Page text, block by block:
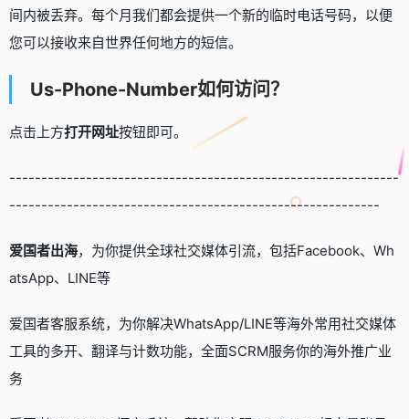
间内被丢弃。每个月我们都会提供一个新的临时电话号码，以便
您可以接收来自世界任何地方的短信。
Us-Phone-Number如何访问？
点击上方打开网址按钮即可。
-------------------------------------------------------------
----------------------------------------------------------
爱国者出海，为你提供全球社交媒体引流，包括Facebook、Wh
atsApp、LINE等
爱国者客服系统，为你解决WhatsApp/LINE等海外常用社交媒体
工具的多开、翻译与计数功能，全面SCRM服务你的海外推广业
务